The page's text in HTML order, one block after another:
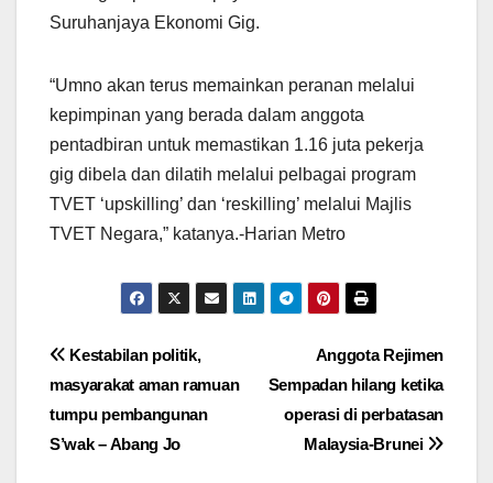
Suruhanjaya Ekonomi Gig.
“Umno akan terus memainkan peranan melalui
kepimpinan yang berada dalam anggota
pentadbiran untuk memastikan 1.16 juta pekerja
gig dibela dan dilatih melalui pelbagai program
TVET ‘upskilling’ dan ‘reskilling’ melalui Majlis
TVET Negara,” katanya.-Harian Metro
Post
navigation
Anggota Rejimen
Sempadan hilang ketika
operasi di perbatasan
Malaysia-Brunei
Kestabilan politik,
masyarakat aman ramuan
tumpu pembangunan
S’wak – Abang Jo